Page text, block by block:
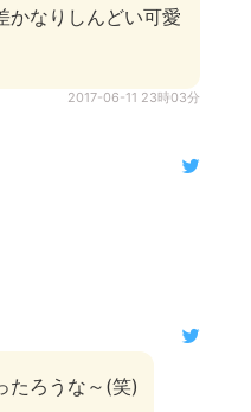
かなりしんどい可愛
2017-06-11 23時03分
たろうな～(笑)